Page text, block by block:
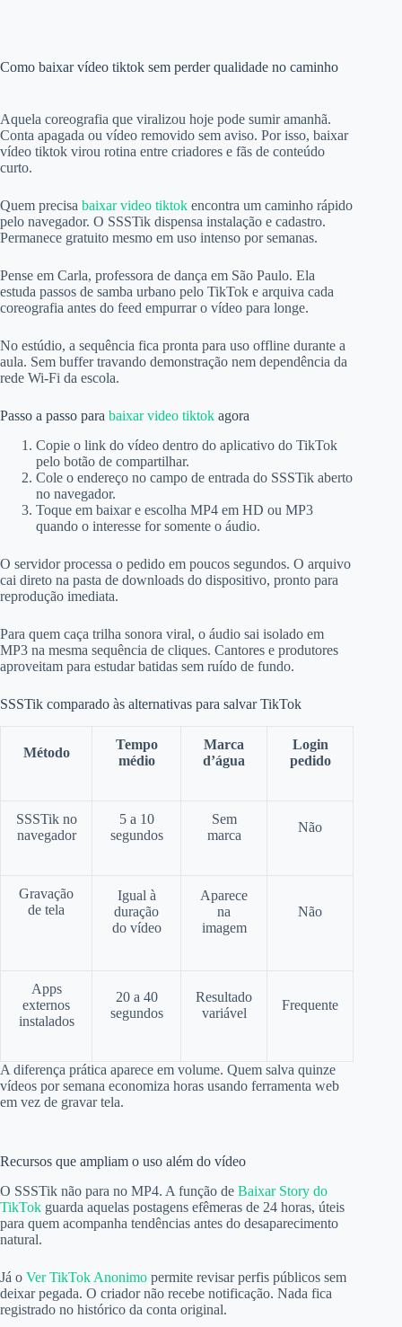
Como baixar vídeo tiktok sem perder qualidade no caminho
Aquela coreografia que viralizou hoje pode sumir amanhã.
Conta apagada ou vídeo removido sem aviso. Por isso, baixar
vídeo tiktok virou rotina entre criadores e fãs de conteúdo
curto.
Quem precisa baixar video tiktok encontra um caminho rápido
pelo navegador. O SSSTik dispensa instalação e cadastro.
Permanece gratuito mesmo em uso intenso por semanas.
Pense em Carla, professora de dança em São Paulo. Ela
estuda passos de samba urbano pelo TikTok e arquiva cada
coreografia antes do feed empurrar o vídeo para longe.
No estúdio, a sequência fica pronta para uso offline durante a
aula. Sem buffer travando demonstração nem dependência da
rede Wi-Fi da escola.
Passo a passo para baixar video tiktok agora
Copie o link do vídeo dentro do aplicativo do TikTok
pelo botão de compartilhar.
Cole o endereço no campo de entrada do SSSTik aberto
no navegador.
Toque em baixar e escolha MP4 em HD ou MP3
quando o interesse for somente o áudio.
O servidor processa o pedido em poucos segundos. O arquivo
cai direto na pasta de downloads do dispositivo, pronto para
reprodução imediata.
Para quem caça trilha sonora viral, o áudio sai isolado em
MP3 na mesma sequência de cliques. Cantores e produtores
aproveitam para estudar batidas sem ruído de fundo.
SSSTik comparado às alternativas para salvar TikTok
Método
Tempo
médio
Marca
d’água
Login
pedido
SSSTik no
navegador
5 a 10
segundos
Sem
marca
Não
Gravação
de tela
Igual à
duração
do vídeo
Aparece
na
imagem
Não
Apps
externos
instalados
20 a 40
segundos
Resultado
variável
Frequente
A diferença prática aparece em volume. Quem salva quinze
vídeos por semana economiza horas usando ferramenta web
em vez de gravar tela.
Recursos que ampliam o uso além do vídeo
O SSSTik não para no MP4. A função de Baixar Story do
TikTok guarda aquelas postagens efêmeras de 24 horas, úteis
para quem acompanha tendências antes do desaparecimento
natural.
Já o Ver TikTok Anonimo permite revisar perfis públicos sem
deixar pegada. O criador não recebe notificação. Nada fica
registrado no histórico da conta original.